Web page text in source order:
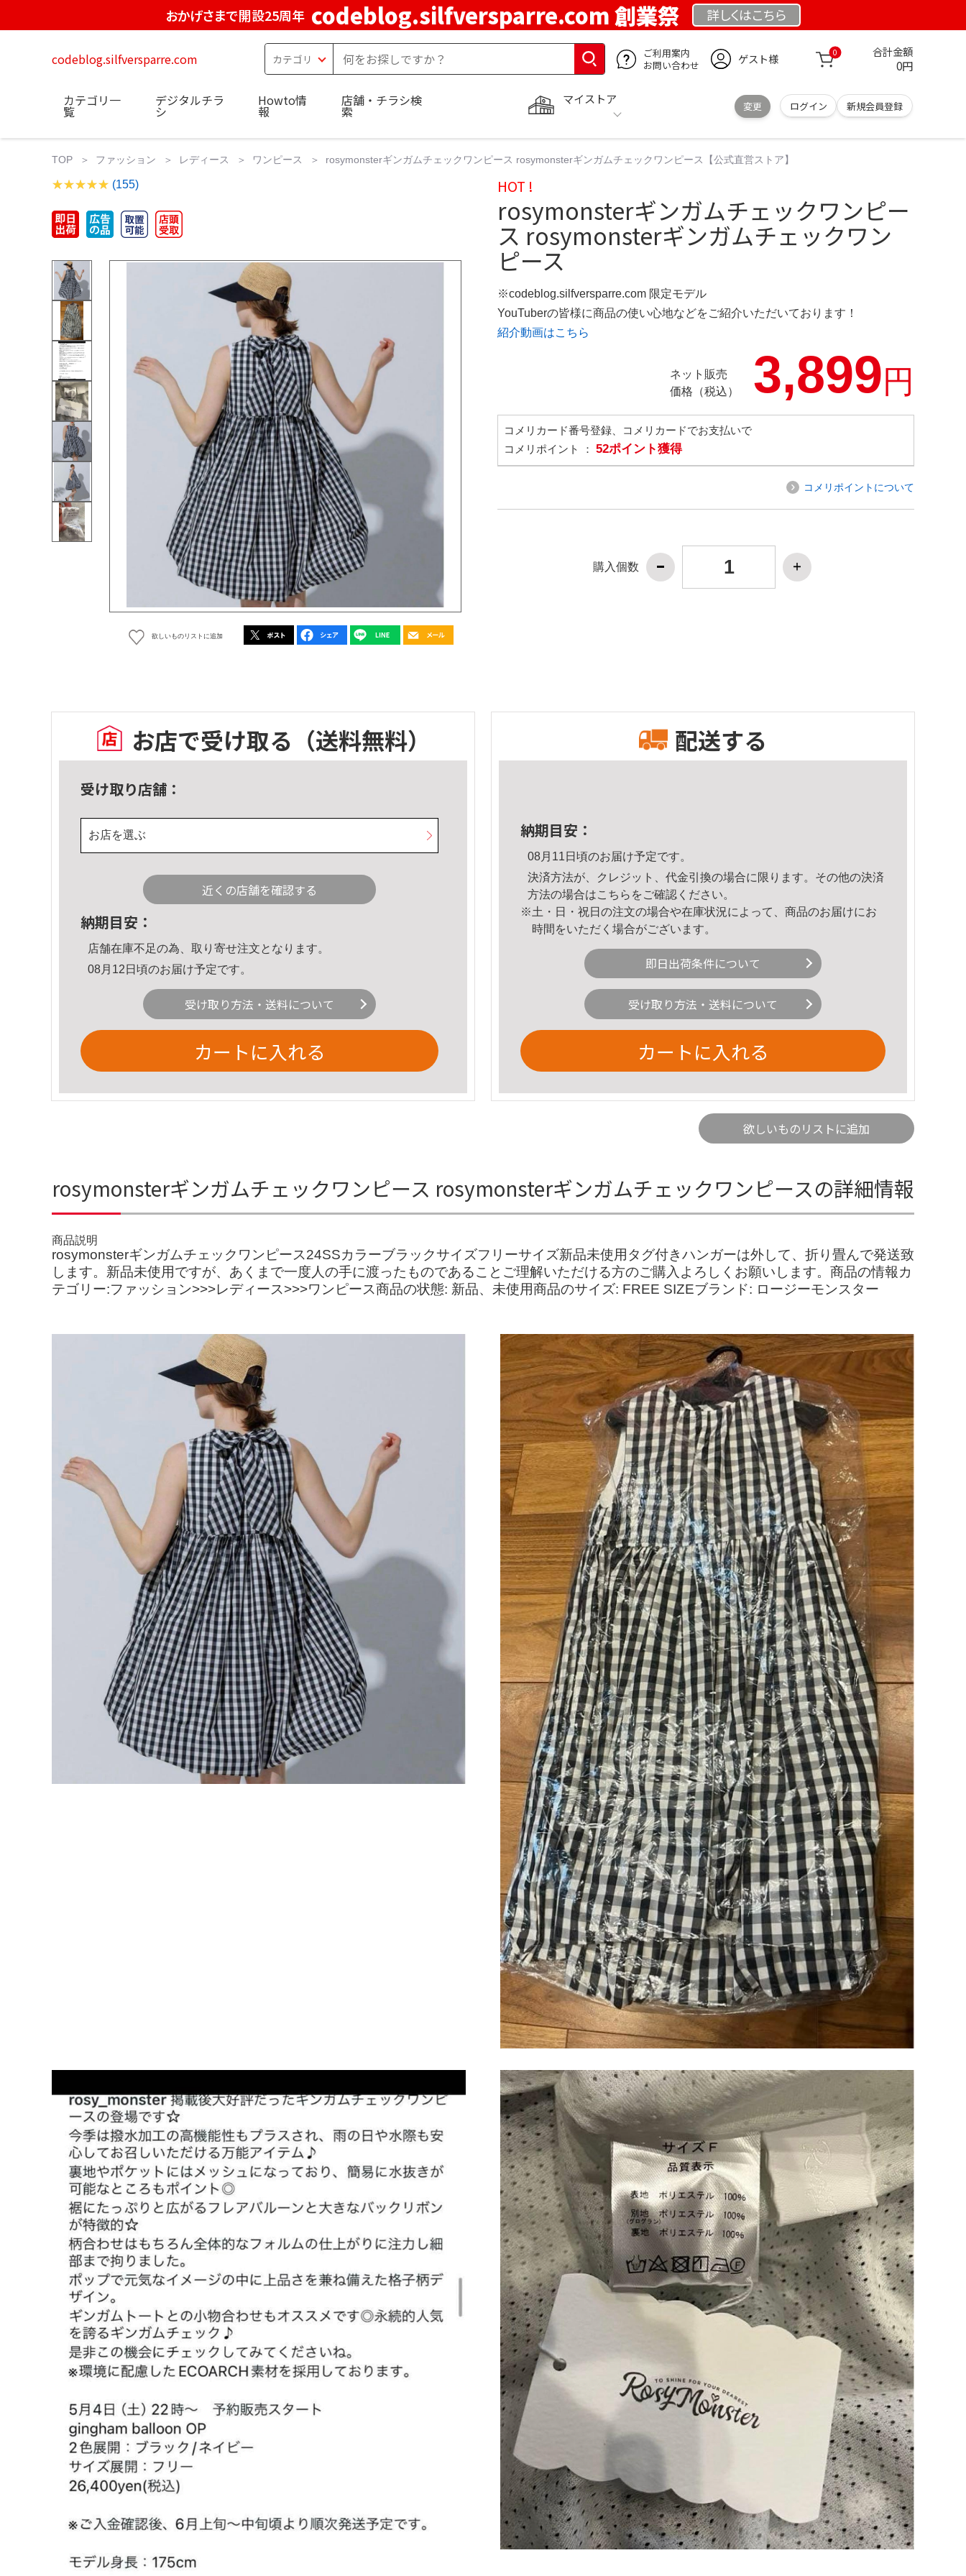
おかげさまで開設25周年 codeblog.silfversparre.com 創業祭 詳しくはこちら
codeblog.silfversparre.com
ご利用案内
お問い合わせ
ゲスト様 0 合計金額
0円
マイストア
変更 ログイン 新規会員登録
カテゴリ一
覧
デジタルチラ
シ
Howto情
報
店舗・チラシ検
索
TOP ファッション レディース ワンピース rosymonsterギンガムチェックワンピース rosymonsterギンガムチェックワンピース【公式直営ストア】
(155)
欲しいものリストに追加
HOT !
rosymonsterギンガムチェックワンピー
ス rosymonsterギンガムチェックワン
ピース
※codeblog.silfversparre.com 限定モデル
YouTuberの皆様に商品の使い心地などをご紹介いただいております！
紹介動画はこちら
ネット販売
価格（税込）
3,899円
コメリカード番号登録、コメリカードでお支払いで
コメリポイント ： 52ポイント獲得
コメリポイントについて
購入個数
お店で受け取る （送料無料）
受け取り店舗：
お店を選ぶ
近くの店舗を確認する
納期目安：
店舗在庫不足の為、取り寄せ注文となります。
08月12日頃のお届け予定です。
受け取り方法・送料について
カートに入れる
配送する
納期目安：
08月11日頃のお届け予定です。
決済方法が、クレジット、代金引換の場合に限ります。その他の決済
方法の場合はこちら をご確認ください。
※土・日・祝日の注文の場合や在庫状況によって、商品のお届けにお
時間をいただく場合がございます。
即日出荷条件について
受け取り方法・送料について
カートに入れる
欲しいものリストに追加
rosymonsterギンガムチェックワンピース rosymonsterギンガムチェックワンピースの詳細情報
商品説明
rosymonsterギンガムチェックワンピース24SSカラーブラックサイズフリーサイズ新品未使用タグ付きハンガーは外して、折り畳んで発送致
します。新品未使用ですが、あくまで一度人の手に渡ったものであることご理解いただける方のご購入よろしくお願いします。商品の情報カ
テゴリー:ファッション>>>レディース>>>ワンピース商品の状態: 新品、未使用商品のサイズ: FREE SIZEブランド: ロージーモンスター